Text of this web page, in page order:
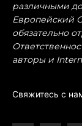
различными
Европейский
обязательно
авторы и
Свяжитесь с